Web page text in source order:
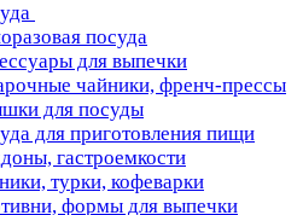
посуда
для выпечки
чайники, френч-прессы
для посуды
для приготовления пищи
гастроемкости
турки, кофеварки
формы для выпечки